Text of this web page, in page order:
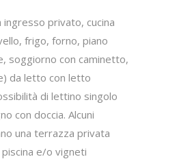
privato, cucina
frigo, forno, piano
soggiorno con caminetto,
da letto con letto
di lettino singolo
con doccia. Alcuni
una terrazza privata
e/o vigneti